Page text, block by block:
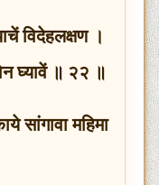
विदेहलक्षण ।
घ्यावें ॥ २२ ॥
सांगावा महिमा